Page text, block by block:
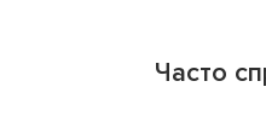
Часто